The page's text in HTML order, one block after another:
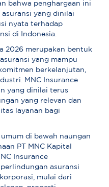
bahwa penghargaan ini
yang dinilai
nyata terhadap
di Indonesia.
2026 merupakan bentuk
yang mampu
berkelanjutan,
MNC Insurance
yang dinilai terus
yang relevan dan
layanan bagi
di bawah naungan
PT MNC Kapital
Insurance
asuransi
mulai dari